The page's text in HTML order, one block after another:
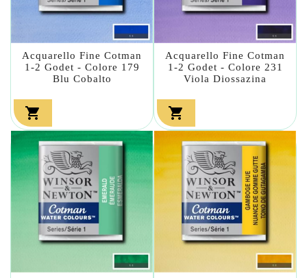
Acquarello Fine Cotman
1-2 Godet - Colore 179
Blu Cobalto

Acquarello Fine Cotman
1-2 Godet - Colore 231
Viola Diossazina
